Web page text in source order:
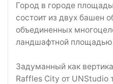
Город в городе
состоит из двух башен
объединенных
ландшафтной
Задуманный как
Raffles City от UNStudio